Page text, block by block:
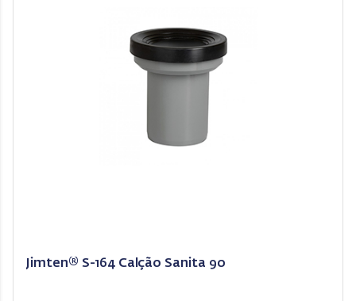
Jimten® S-164 Calção Sanita 90